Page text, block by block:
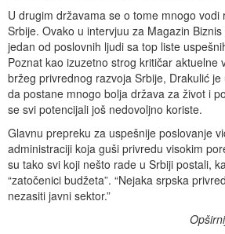
U drugim državama se o tome mnogo vodi
Srbije. Ovako u intervjuu za Magazin
jedan od poslovnih ljudi sa top liste
Poznat kao izuzetno strog kritičar aktuelne
bržeg privrednog razvoja Srbije, Drakulić
da postane mnogo bolja država za život i
se svi potencijali još nedovoljno koriste.
Glavnu prepreku za uspešnije poslovanje
administraciji koja guši privredu visokim
su tako svi koji nešto rade u Srbiji postali,
“zatočenici budžeta”. “Nejaka srpska
nezasiti javni sektor.”